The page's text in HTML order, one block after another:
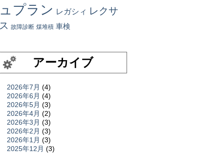
ュプラン レガシィ レクサ
ス 故障診断 煤堆積 車検
アーカイブ
2026年7月 (4)
2026年6月 (4)
2026年5月 (3)
2026年4月 (2)
2026年3月 (3)
2026年2月 (3)
2026年1月 (3)
2025年12月 (3)